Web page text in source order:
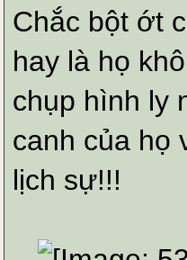
Chắc bột ớt
hay là họ
chụp hình ly
canh của họ
lịch sự!!!